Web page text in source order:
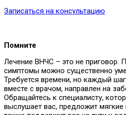
Записаться на консультацию
Помните
Лечение ВНЧС – это не приговор.
симптомы можно существенно
Требуется времени, но каждый
вместе с врачом, направлен на
Обращайтесь к специалисту,
выслушает вас, предложит